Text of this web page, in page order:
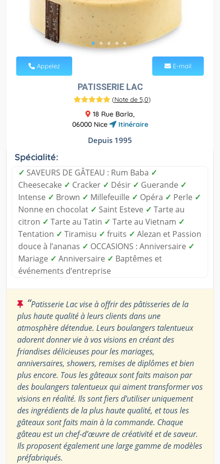
Appelez E-mail
PATISSERIE LAC
(Note de 5,0)
18 Rue Barla,
06000 Nice
Itinéraire
Depuis 1995
Spécialité:
✓ SAVEURS DE GÂTEAU : Rum Baba ✓
Cheesecake ✓ Cracker ✓ Désir ✓ Guerande ✓
Intense ✓ Brown ✓ Millefeuille ✓ Opéra ✓ Perle ✓
Nonne en chocolat ✓ Saint Esteve ✓ Tarte au
citron ✓ Tarte au Tatin ✓ Tarte au Vietnam ✓
Tentation ✓ Tiramisu ✓ fruits ✓ Alezan et Passion
douce à l’ananas ✓ OCCASIONS : Anniversaire ✓
Mariage ✓ Anniversaire ✓ Baptêmes et
événements d’entreprise
“Patisserie Lac vise à offrir des pâtisseries de la
plus haute qualité à leurs clients dans une
atmosphère détendue. Leurs boulangers talentueux
adorent donner vie à vos visions en créant des
friandises délicieuses pour les mariages,
anniversaires, showers, remises de diplômes et bien
plus encore. Tous les gâteaux sont faits maison par
des boulangers talentueux qui aiment transformer vos
visions en réalité. Ils sont fiers d’utiliser uniquement
des ingrédients de la plus haute qualité, et tous les
gâteaux sont faits main à la commande. Chaque
gâteau est un chef-d’œuvre de créativité et de saveur.
Ils proposent également une large gamme de modèles
préfabriqués.